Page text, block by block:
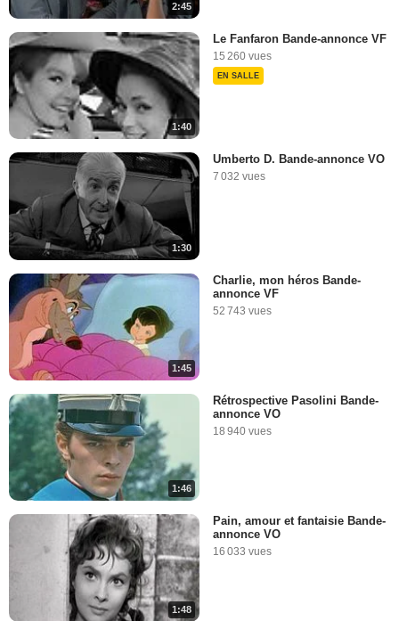
2:45
1:40
Le Fanfaron Bande-annonce VF
15 260 vues
EN SALLE
1:30
Umberto D. Bande-annonce VO
7 032 vues
1:45
Charlie, mon héros Bande-
annonce VF
52 743 vues
1:46
Rétrospective Pasolini Bande-
annonce VO
18 940 vues
1:48
Pain, amour et fantaisie Bande-
annonce VO
16 033 vues